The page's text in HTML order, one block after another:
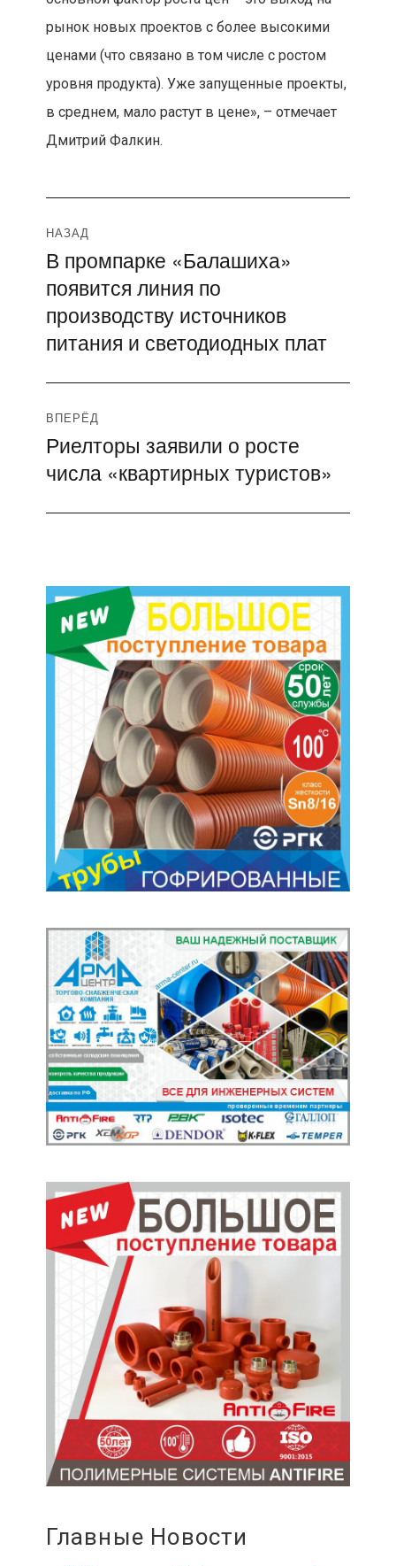
рынок новых проектов с более высокими
ценами (что связано в том числе с ростом
уровня продукта). Уже запущенные проекты,
в среднем, мало растут в цене», – отмечает
Дмитрий Фалкин.
Навигация
по
записям
НАЗАД
Предыдущая
запись:
В промпарке «Балашиха»
появится линия по
производству источников
питания и светодиодных плат
ВПЕРЁД
Следующая
запись:
Риелторы заявили о росте
числа «квартирных туристов»
Главные Новости